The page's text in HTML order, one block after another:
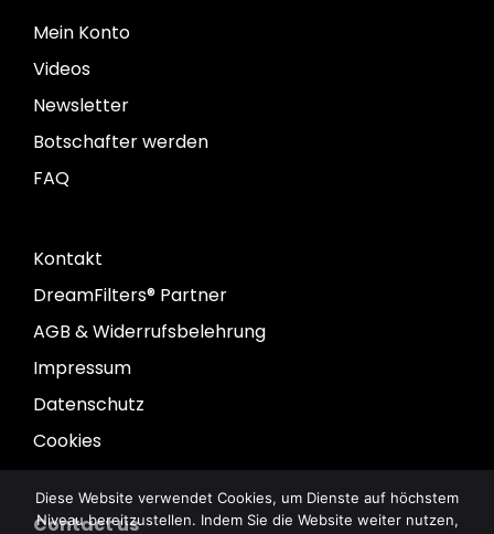
Mein Konto
Videos
Newsletter
Botschafter werden
FAQ
Kontakt
DreamFilters® Partner
AGB & Widerrufsbelehrung
Impressum
Datenschutz
Cookies
Contact us
Diese Website verwendet Cookies, um Dienste auf höchstem
Niveau bereitzustellen. Indem Sie die Website weiter nutzen,